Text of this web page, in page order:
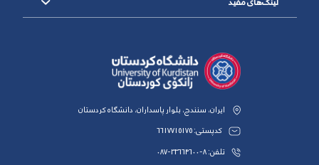
ایران، سنندج، بلوار پاسداران، دانشگاه کردستان
کدپستی: 6617715175
تلفن: 8-33664600-087